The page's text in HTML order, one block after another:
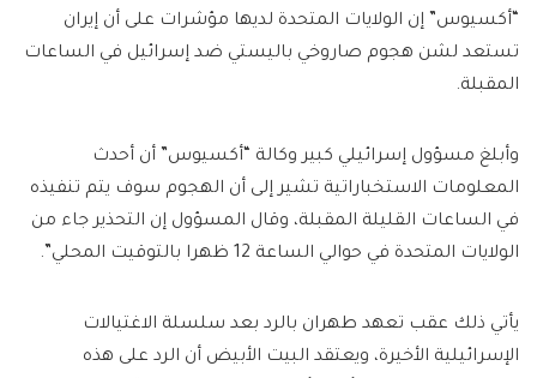
“أكسيوس” إن الولايات المتحدة لديها مؤشرات على أن إيران
تستعد لشن هجوم صاروخي باليستي ضد إسرائيل في الساعات
المقبلة.
وأبلغ مسؤول إسرائيلي كبير وكالة “أكسيوس” أن أحدث
المعلومات الاستخباراتية تشير إلى أن الهجوم سوف يتم تنفيذه
في الساعات القليلة المقبلة، وقال المسؤول إن التحذير جاء من
الولايات المتحدة في حوالي الساعة 12 ظهرا بالتوقيت المحلي”.
يأتي ذلك عقب تعهد طهران بالرد بعد سلسلة الاغتيالات
الإسرائيلية الأخيرة، ويعتقد البيت الأبيض أن الرد على هذه